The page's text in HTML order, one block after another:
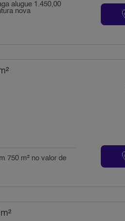
alugue 1.450,00
nova
750 m² no valor de